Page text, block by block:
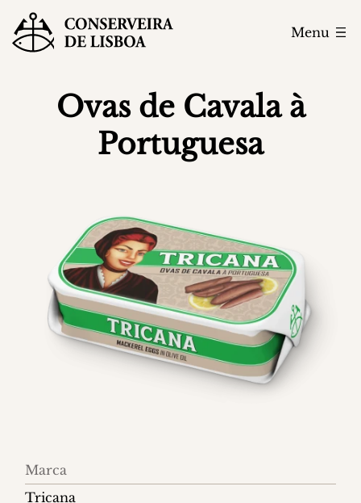
Menu
Ovas de Cavala à
Portuguesa
Informações
do
Marca
Tricana